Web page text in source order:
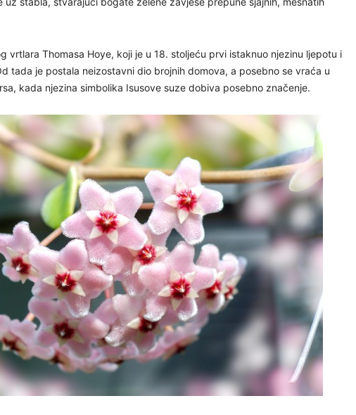
vrtlara Thomasa Hoye, koji je u 18. stoljeću prvi istaknuo njezinu ljepotu i
tada je postala neizostavni dio brojnih domova, a posebno se vraća u
kada njezina simbolika Isusove suze dobiva posebno značenje.